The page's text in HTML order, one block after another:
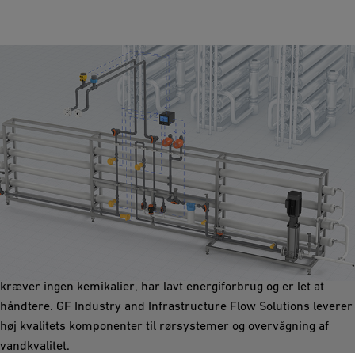
Omvendt osmose
Omvendt osmose-teknologi filtrerer forurenet vand gennem en
højtryks-semipermeabel membran og fjerner næsten alle
forurenende stoffer som mineraler, bakterier og partikler. Det
kræver ingen kemikalier, har lavt energiforbrug og er let at
håndtere. GF Industry and Infrastructure Flow Solutions leverer
høj kvalitets komponenter til rørsystemer og overvågning af
vandkvalitet.